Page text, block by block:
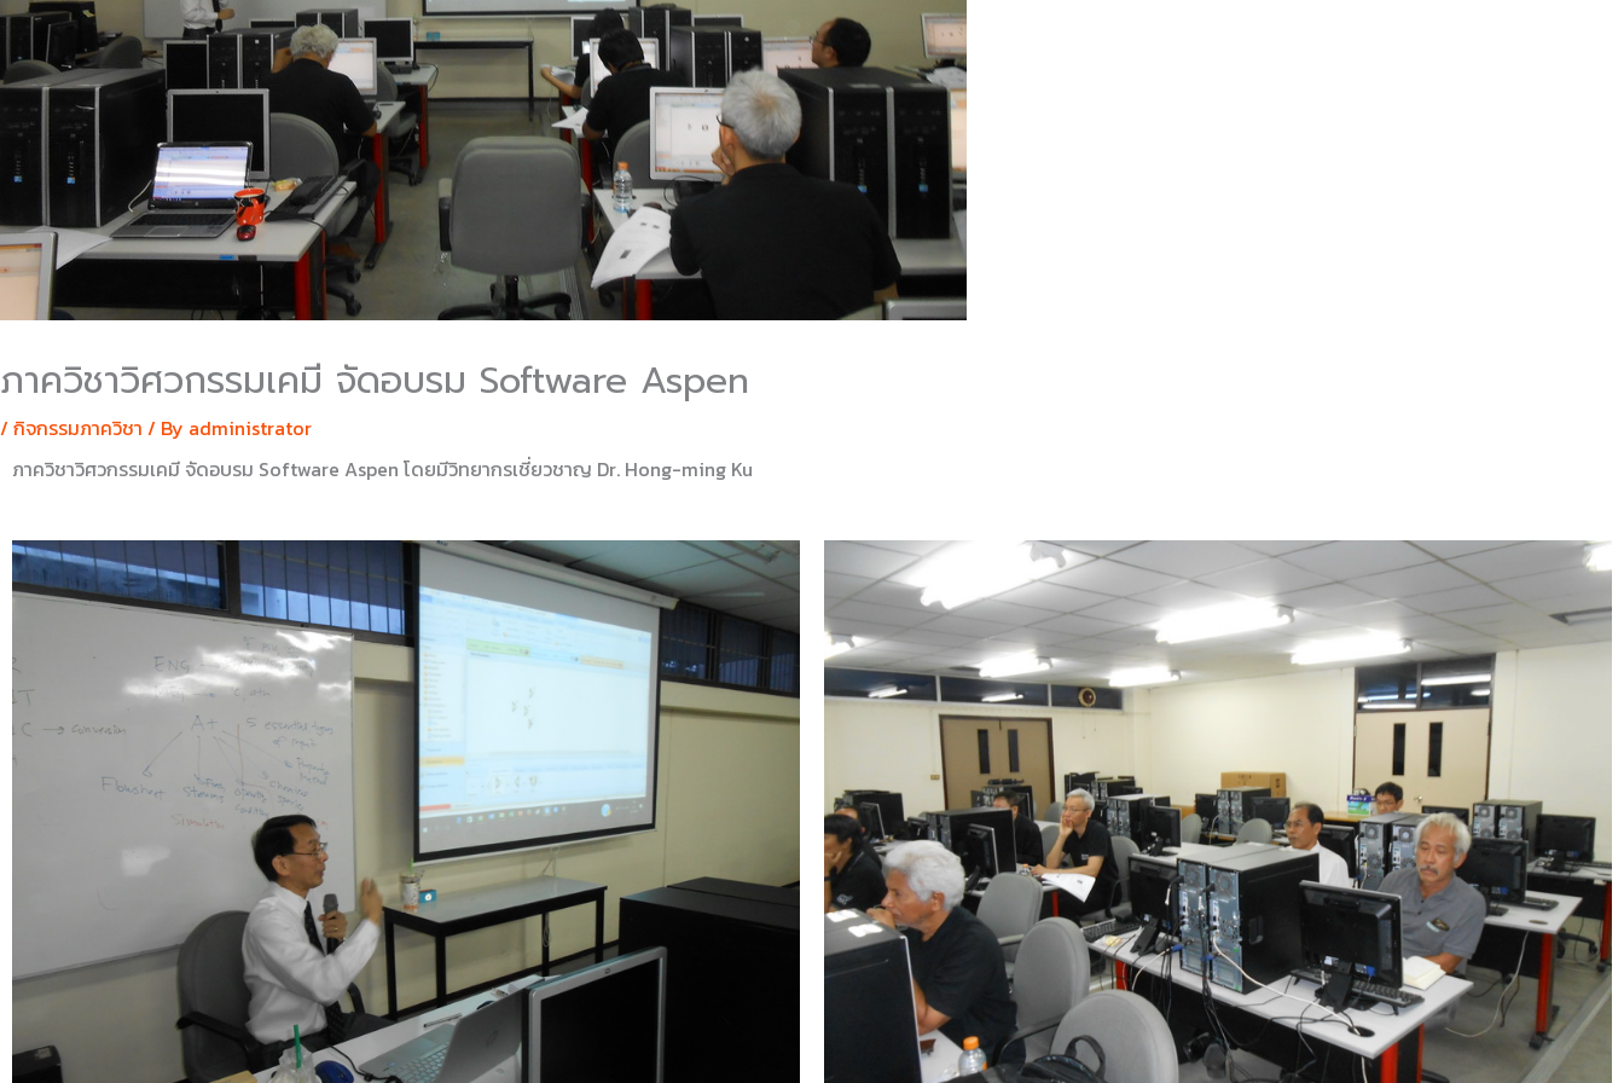
ภาควิชาวิศวกรรมเคมี จัดอบรม Software Aspen
/ กิจกรรมภาควิชา / By administrator
ภาควิชาวิศวกรรมเคมี จัดอบรม Software Aspen โดยมีวิทยากรเชี่ยวชาญ Dr. Hong-ming Ku